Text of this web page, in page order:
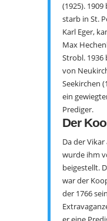
(1925). 1909
starb in St.
Karl Eger,
Max
Strobl. 1936
von
Seekirchen
ein
Prediger.
Der
Da der
wurde ihm
beigestellt.
war der
der 1766